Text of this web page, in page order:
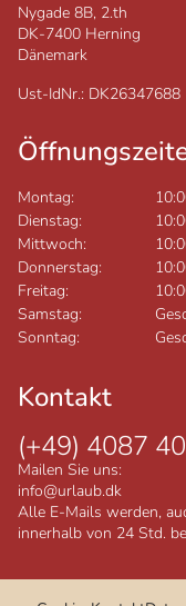
Nygade 8B, 2.th
DK-7400 Herning
Dänemark
Ust-IdNr.: DK26347688
Montag:
Dienstag:
Mittwoch:
Donnerstag:
Freitag:
Samstag:
Sonntag:
Kontakt
(+49) 4087
Mailen Sie uns:
info@urlaub.dk
Alle E-Mails werden,
innerhalb von 24 Std.